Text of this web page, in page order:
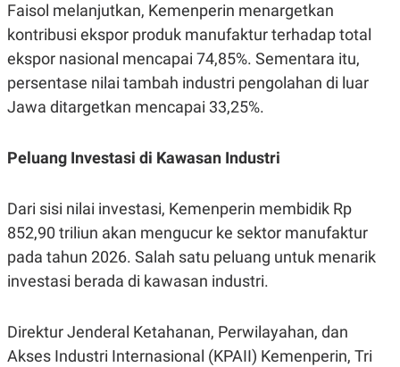
P
A
P
E
D
V
E
R
I
N
G
G
M
E
I
A
.
Faisol melanjutkan, Kemenperin menargetkan
kontribusi ekspor produk manufaktur terhadap total
ekspor nasional mencapai 74,85%. Sementara itu,
persentase nilai tambah industri pengolahan di luar
Jawa ditargetkan mencapai 33,25%.
Peluang Investasi di Kawasan Industri
Dari sisi nilai investasi, Kemenperin membidik Rp
852,90 triliun akan mengucur ke sektor manufaktur
pada tahun 2026. Salah satu peluang untuk menarik
investasi berada di kawasan industri.
Direktur Jenderal Ketahanan, Perwilayahan, dan
Akses Industri Internasional (KPAII) Kemenperin, Tri